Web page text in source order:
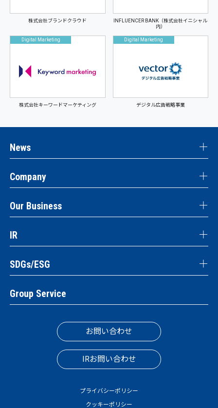
株式会社ブランドクラウド
INFLUENCER BANK（株式会社イニシャル
内）
Digital Marketing
株式会社キーワードマーケティング
Digital Marketing
デジタル広告戦略事業
News
Company
Our Business
IR
SDGs/ESG
Group Service
お問い合わせ
IRお問い合わせ
プライバシーポリシー
クッキーポリシー